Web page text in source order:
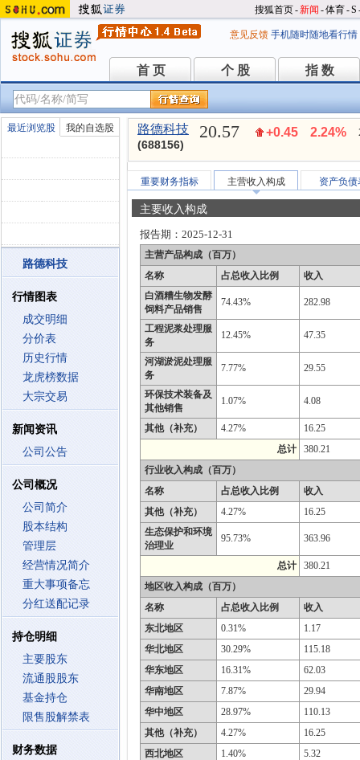
搜狐首页-新闻 -体育-S
意见反馈 手机随时随地看行情
首 页
首 页 个 股
个 股 指 数
指 数
最近浏览股 我的自选股
路德科技
行情图表
成交明细
分价表
历史行情
龙虎榜数据
大宗交易
新闻资讯
公司公告
公司概况
公司简介
股本结构
管理层
经营情况简介
重大事项备忘
分红送配记录
持仓明细
主要股东
流通股股东
基金持仓
限售股解禁表
财务数据
路德科技
(688156)
20.57 +0.45 2.24%
重要财务指标 主营收入构成 资产负债
主要收入构成
报告期： 2025-12-31
主营产品构成（百万）
名称
占总收入比例
收入
白酒糟生物发酵
饲料产品销售
74.43% 282.98
工程泥浆处理服
务
12.45% 47.35
河湖淤泥处理服
务
7.77% 29.55
环保技术装备及
其他销售
1.07% 4.08
其他（补充） 4.27%
16.25
总计
380.21
行业收入构成（百万）
名称
占总收入比例
收入
其他（补充）
4.27%
16.25
生态保护和环境
治理业
95.73% 363.96
总计
380.21
地区收入构成（百万）
名称
占总收入比例
收入
东北地区
0.31%
1.17
华北地区
30.29%
115.18
华东地区
16.31%
62.03
华南地区
7.87%
29.94
华中地区
28.97%
110.13
其他（补充）
4.27%
16.25
西北地区
1.40%
5.32